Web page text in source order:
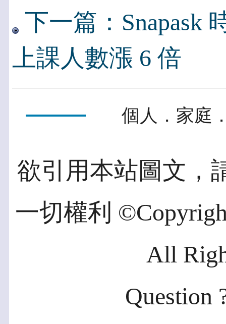
下一篇：Snapask
上課人數漲 6 倍
個人．家庭
欲引用本站圖文，
一切權利
All
Question